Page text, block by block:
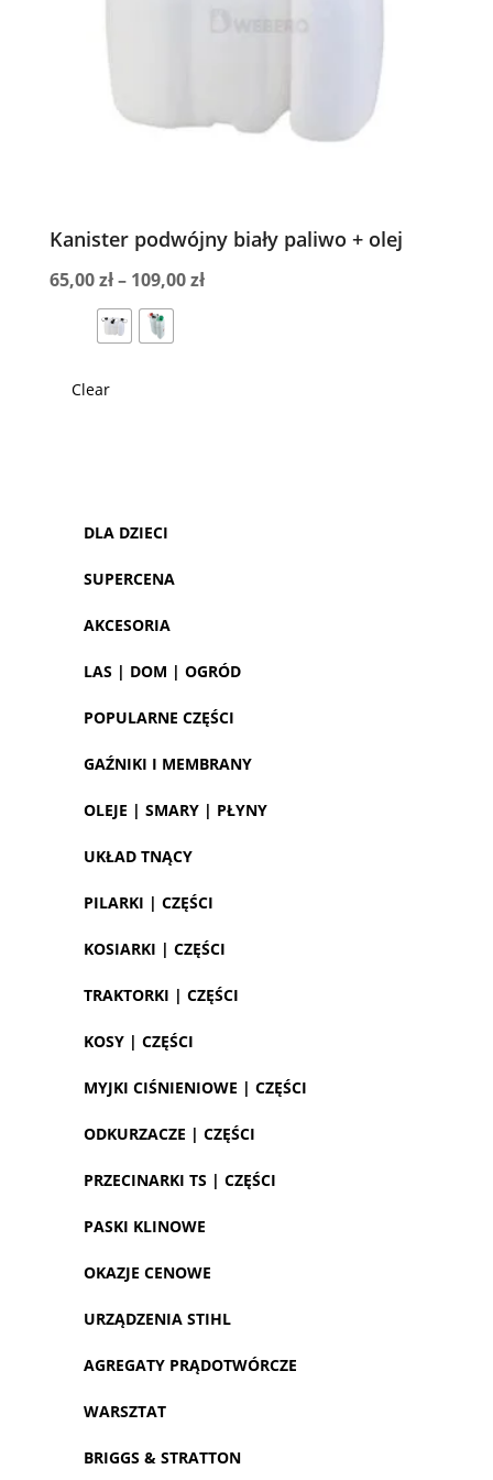
Kanister podwójny biały paliwo + olej
65,00zł– 109,00złZakres
Clear
DLA DZIECI
SUPERCENA
AKCESORIA
LAS | DOM | OGRÓD
POPULARNE CZĘŚCI
GAŹNIKI I MEMBRANY
OLEJE | SMARY | PŁYNY
UKŁAD TNĄCY
PILARKI | CZĘŚCI
KOSIARKI | CZĘŚCI
TRAKTORKI | CZĘŚCI
KOSY | CZĘŚCI
MYJKI CIŚNIENIOWE | CZĘŚCI
ODKURZACZE | CZĘŚCI
PRZECINARKI TS | CZĘŚCI
PASKI KLINOWE
OKAZJE CENOWE
URZĄDZENIA STIHL
AGREGATY PRĄDOTWÓRCZE
WARSZTAT
BRIGGS & STRATTON